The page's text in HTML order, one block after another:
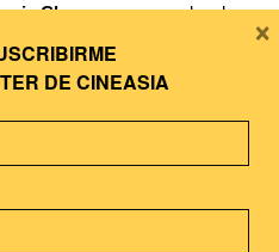
Cheungencarnando a la
que envolvían su vida
DE CINEASIA
×